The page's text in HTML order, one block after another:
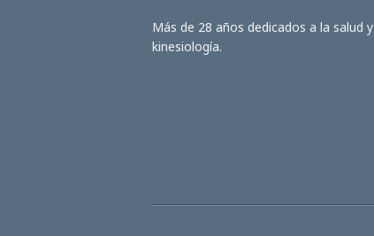
Más de 28 años dedicados a la salud y
kinesiología.